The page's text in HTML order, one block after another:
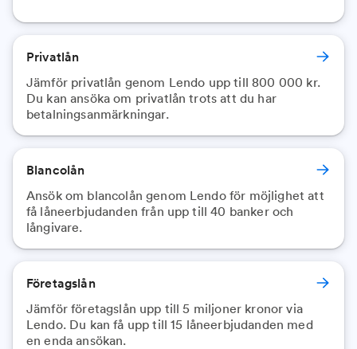
Privatlån
Jämför privatlån genom Lendo upp till 800 000 kr.
Du kan ansöka om privatlån trots att du har
betalningsanmärkningar.
Blancolån
Ansök om blancolån genom Lendo för möjlighet att
få låneerbjudanden från upp till 40 banker och
långivare.
Företagslån
Jämför företagslån upp till 5 miljoner kronor via
Lendo. Du kan få upp till 15 låneerbjudanden med
en enda ansökan.